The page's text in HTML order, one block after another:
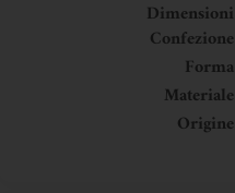
Dimensioni
Confezione
Forma
Materiale
Origine